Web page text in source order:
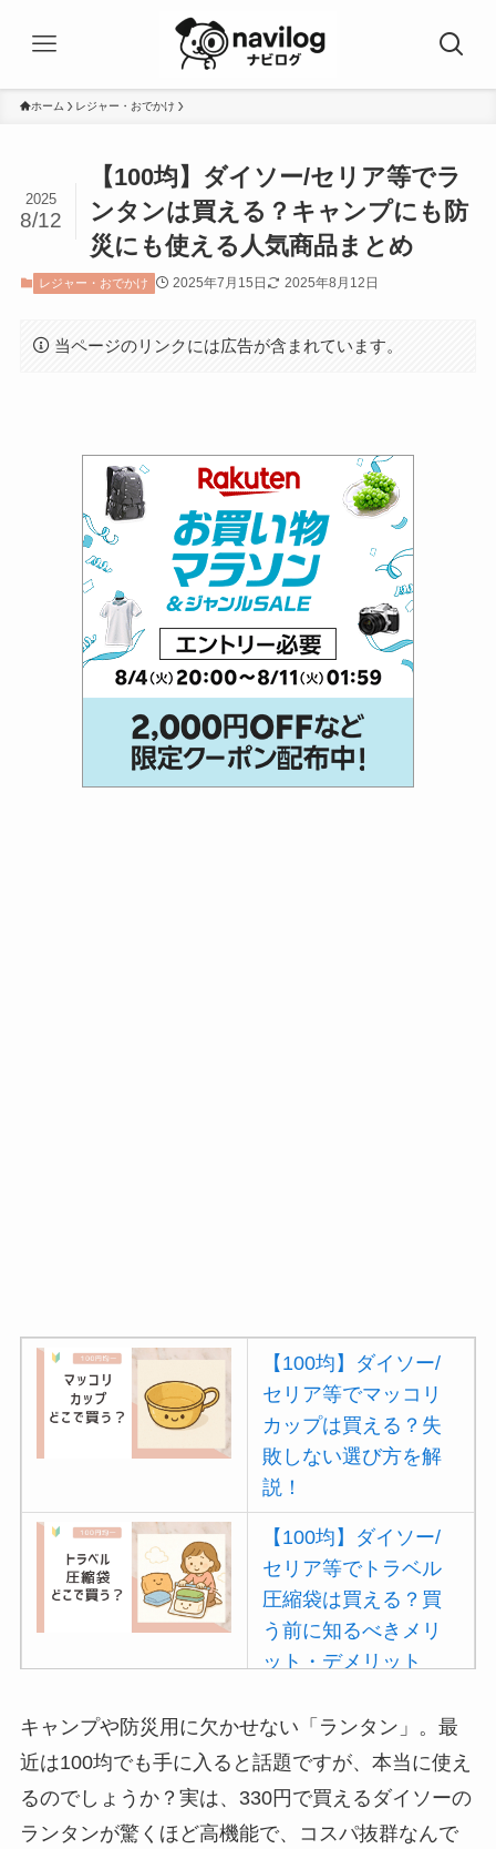
ホーム レジャー・おでかけ
【100均】ダイソー/セリア等でラ
ンタンは買える？キャンプにも防
災にも使える人気商品まとめ
2025
8/12
レジャー・おでかけ 2025年7月15日 2025年8月12日
当ページのリンクには広告が含まれています。
【100均】ダイソー/
セリア等でマッコリ
カップは買える？失
敗しない選び方を解
説！
【100均】ダイソー/
セリア等でトラベル
圧縮袋は買える？買
う前に知るべきメリ
ット・デメリット
【100均】ダイソー/
セリア等でポイズン
リムーバーは買え
る？使い方や選び方
キャンプや防災用に欠かせない「ランタン」。最
近は100均でも手に入ると話題ですが、本当に使え
るのでしょうか？実は、330円で買えるダイソーの
ランタンが驚くほど高機能で、コスパ抜群なんで